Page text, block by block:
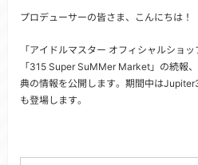
プロデューサーの皆さま、こんにちは！
「アイドルマスター オフィシャルショ
「315 Super SuMMer Market」の続報
典の情報を公開します。期間中は
も登場します。